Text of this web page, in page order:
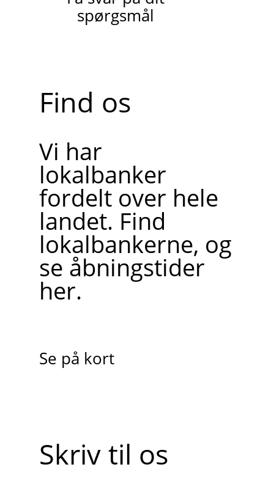
spørgsmål
Find os
Vi har
lokalbanker
fordelt over hele
landet. Find
lokalbankerne, og
se åbningstider
her.
Se på kort
Skriv til os